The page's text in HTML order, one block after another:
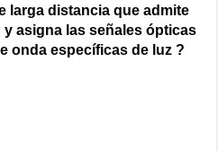
larga distancia que admite
y asigna las señales ópticas
onda específicas de luz ?